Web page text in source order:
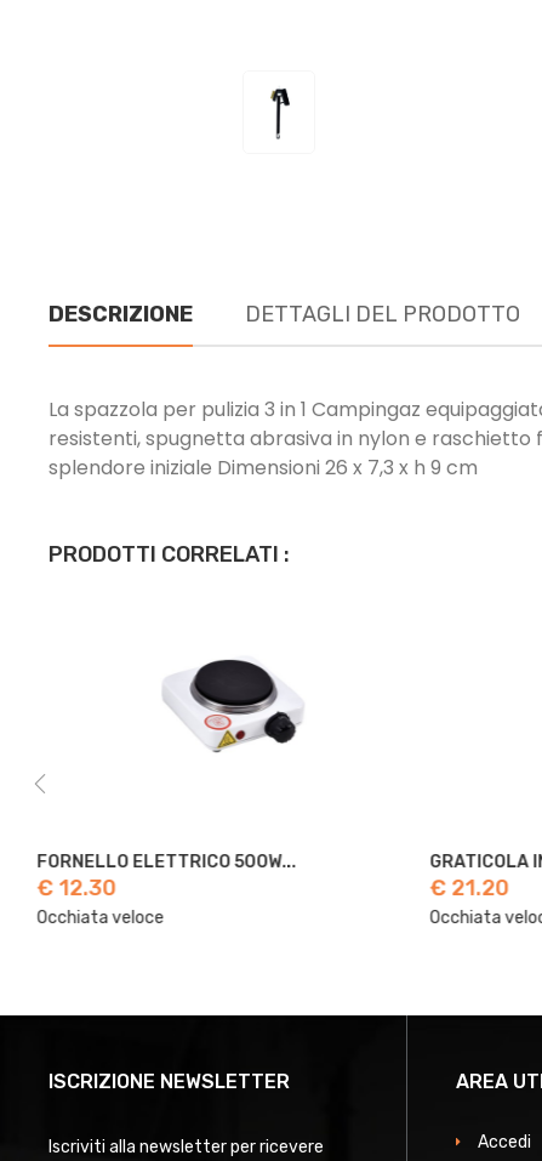
DESCRIZIONE DETTAGLI DEL PRODOTTO
La spazzola per pulizia 3 in 1 Campingaz
resistenti, spugnetta abrasiva in nylon e
splendore iniziale Dimensioni 26 x 7,3 x h 9 cm
PRODOTTI CORRELATI :
FORNELLO ELETTRICO 500W...
€ 12.30
Occhiata veloce
GRATICOLA
€ 21.20
Occhiata
ISCRIZIONE NEWSLETTER
Iscriviti alla newsletter per ricevere
AREA
Accedi